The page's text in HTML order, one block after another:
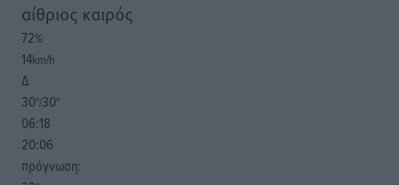
αίθριος καιρός
72%
14km/h
Δ
30°/30°
06:18
20:06
πρόγνωση: